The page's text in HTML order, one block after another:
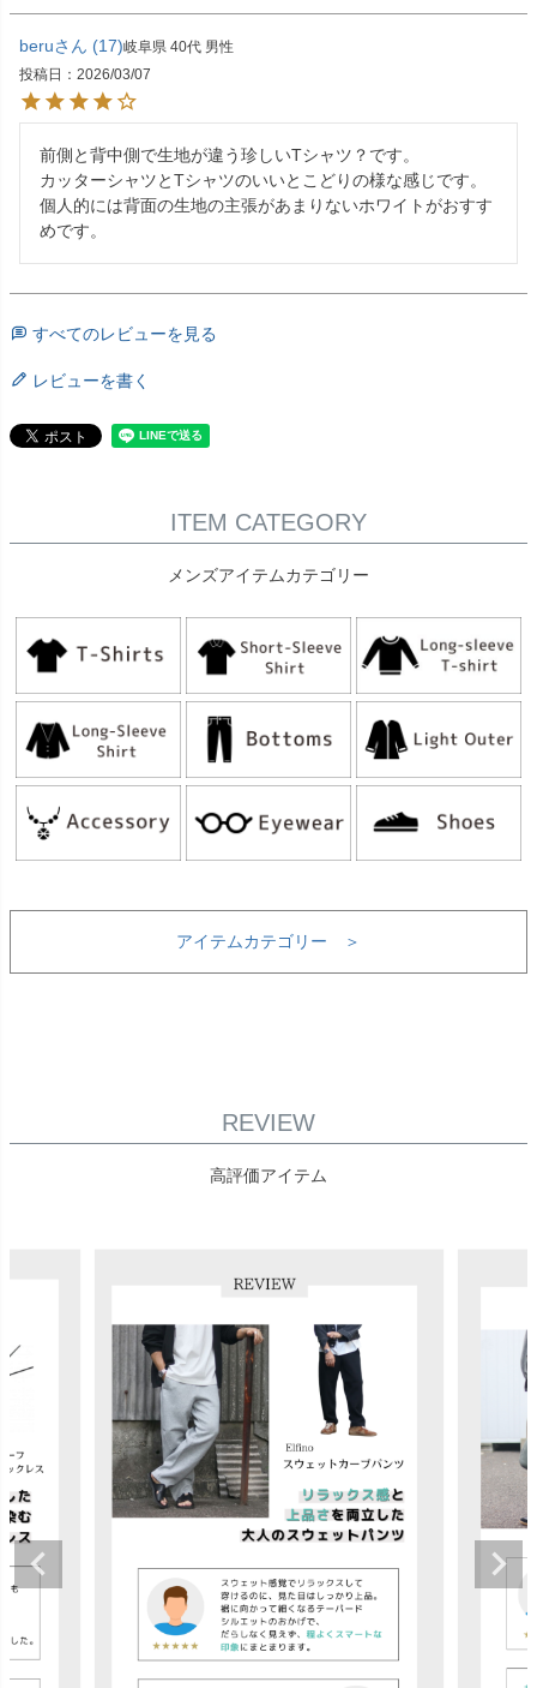
beru 17 岐阜県 40代 男性
投稿日
2026/03/07
前側と背中側で生地が違う珍しいTシャツ？です。
カッターシャツとTシャツのいいとこどりの様な感じです。
個人的には背面の生地の主張があまりないホワイトがおすす
めです。
すべてのレビューを見る
レビューを書く
ITEM CATEGORY
メンズアイテムカテゴリー
アイテムカテゴリー ＞
REVIEW
高評価アイテム